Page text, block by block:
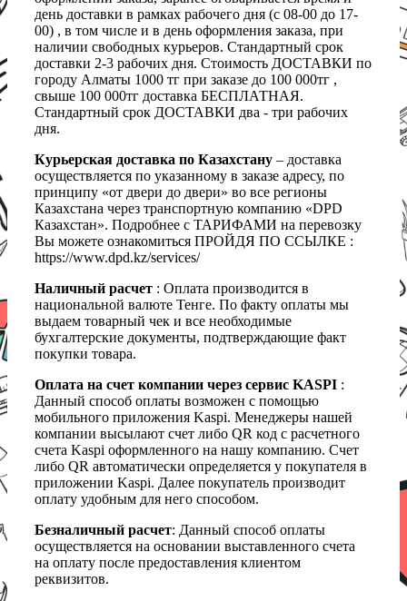
день доставки в рамках рабочего дня (с 08-00 до 17-
00) , в том числе и в день оформления заказа, при
наличии свободных курьеров. Стандартный срок
доставки 2-3 рабочих дня. Стоимость ДОСТАВКИ по
городу Алматы 1000 тг при заказе до 100 000тг ,
свыше 100 000тг доставка БЕСПЛАТНАЯ.
Стандартный срок ДОСТАВКИ два - три рабочих
дня.
Курьерская доставка по Казахстану – доставка
осуществляется по указанному в заказе адресу, по
принципу «от двери до двери» во все регионы
Казахстана через транспортную компанию «DPD
Казахстан». Подробнее с ТАРИФАМИ на перевозку
Вы можете ознакомиться ПРОЙДЯ ПО ССЫЛКЕ :
https://www.dpd.kz/services/
Наличный расчет : Оплата производится в
национальной валюте Тенге. По факту оплаты мы
выдаем товарный чек и все необходимые
бухгалтерские документы, подтверждающие факт
покупки товара.
Оплата на счет компании через сервис KASPI :
Данный способ оплаты возможен с помощью
мобильного приложения Kaspi. Менеджеры нашей
компании высылают счет либо QR код с расчетного
счета Kaspi оформленного на нашу компанию. Счет
либо QR автоматически определяется у покупателя в
приложении Kaspi. Далее покупатель производит
оплату удобным для него способом.
Безналичный расчет: Данный способ оплаты
осуществляется на основании выставленного счета
на оплату после предоставления клиентом
реквизитов.